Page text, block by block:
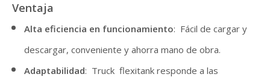
Ventaja
Alta eficiencia en funcionamiento: Fácil de cargar y
descargar, conveniente y ahorra mano de obra.
Adaptabilidad: Truck flexitank responde a las